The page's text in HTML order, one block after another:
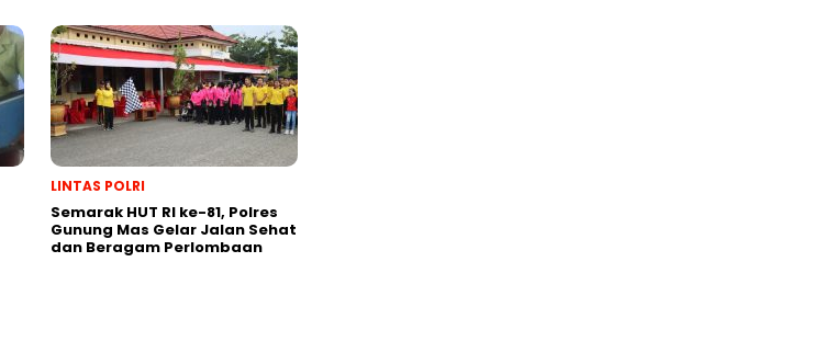
LINTAS POLRI
Semarak HUT RI ke-81, Polres
Gunung Mas Gelar Jalan Sehat
dan Beragam Perlombaan